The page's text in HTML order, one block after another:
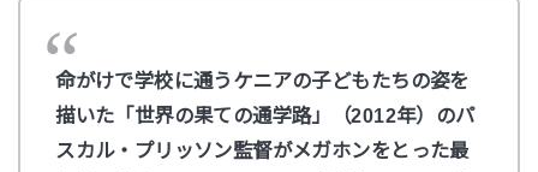
命がけで学校に通うケニアの子どもたちの姿を
描いた「世界の果ての通学路」（2012年）のパ
スカル・プリッソン監督がメガホンをとった最